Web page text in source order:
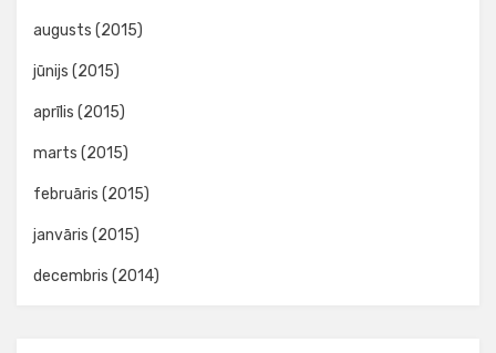
augusts (2015)
jūnijs (2015)
aprīlis (2015)
marts (2015)
februāris (2015)
janvāris (2015)
decembris (2014)